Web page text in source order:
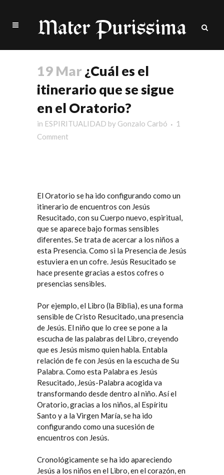
19 Mar ¿Cuál es el
itinerario que se sigue
en el Oratorio?
in ESPIRITUALIDAD by Gonzalo Carbó
1
Comment
El Oratorio se ha ido configurando como un
itinerario de encuentros con Jesús
Resucitado, con su Cuerpo nuevo, espiritual,
que se aparece bajo formas sensibles
diferentes. Se trata de acercar a los niños a
esta Presencia. Como si la Presencia de Jesús
estuviera en un cofre. Jesús Resucitado se
hace presente gracias a estos cofres o
presencias sensibles.
Por ejemplo, el Libro (la Biblia), es una forma
sensible de Cristo Resucitado, una presencia
de Jesús. El niño que lo cree se pone a la
escucha de las palabras del Libro, creyendo
que es Jesús mismo quien habla. Entabla
relación de fe con Jesús en la escucha de Su
Palabra. Como esta Palabra es Jesús
Resucitado, Jesús-Palabra acogida va
transformando desde dentro al niño. Así el
Oratorio, gracias a los niños, al Espíritu
Santo y a la Virgen María, se ha ido
configurando como una sucesión de
encuentros con Jesús.
Cronológicamente se ha ido apareciendo
Jesús a los niños en el Libro, en el corazón, en